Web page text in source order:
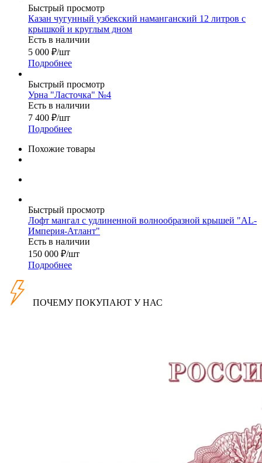
Быстрый просмотр
Казан чугунный узбекский наманганский 12 литров с
крышкой и круглым дном
Есть в наличии
5 000 ₽/шт
Подробнее
Быстрый просмотр
Урна "Ласточка" №4
Есть в наличии
7 400 ₽/шт
Подробнее
Похожие товары
Быстрый просмотр
Лофт мангал с удлиненной волнообразной крышей "AL-
Империя-Атлант"
Есть в наличии
150 000 ₽/шт
Подробнее
ПОЧЕМУ ПОКУПАЮТ У НАС